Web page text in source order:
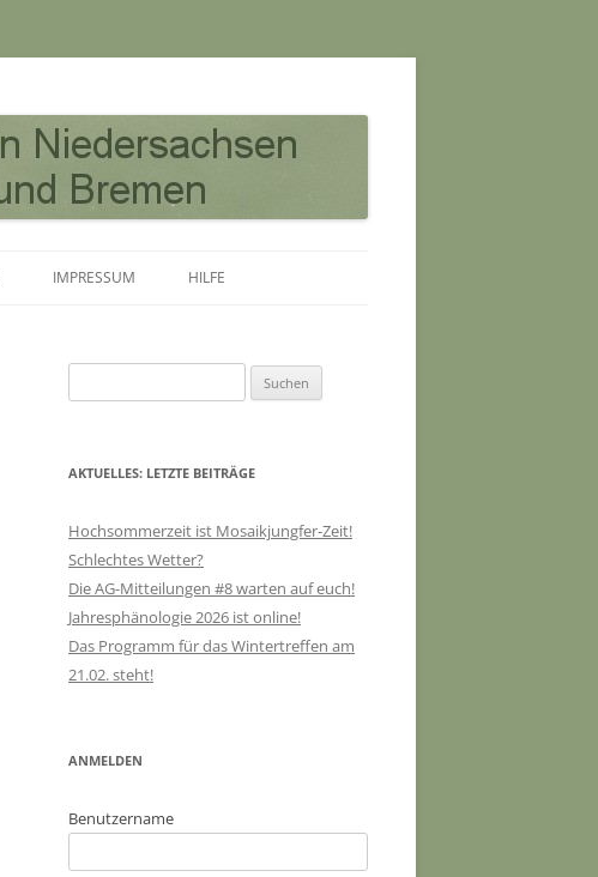
IMPRESSUM HILFE
nach:
AKTUELLES: LETZTE BEITRÄGE
Hochsommerzeit ist Mosaikjungfer-Zeit!
Schlechtes Wetter?
Die AG-Mitteilungen #8 warten auf euch!
Jahresphänologie 2026 ist online!
Das Programm für das Wintertreffen am
21.02. steht!
ANMELDEN
Benutzername